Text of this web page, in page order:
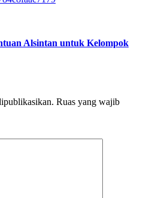
Alsintan untuk Kelompok
Ruas yang wajib